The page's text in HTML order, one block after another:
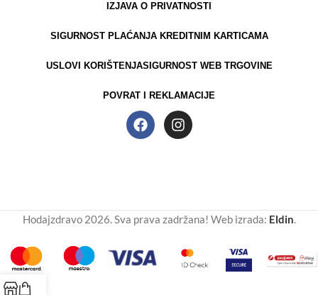
IZJAVA O PRIVATNOSTI
SIGURNOST PLAĆANJA KREDITNIM KARTICAMA
USLOVI KORIŠTENJASIGURNOST WEB TRGOVINE
POVRAT I REKLAMACIJE
Hodajzdravo 2026. Sva prava zadržana! Web izrada: Eldin.